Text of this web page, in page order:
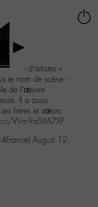
d’artistes »
le nom de scène -
de l’œuvre
Il a aussi
frères et sœurs.
Wm9a0XA7XP
August 12,